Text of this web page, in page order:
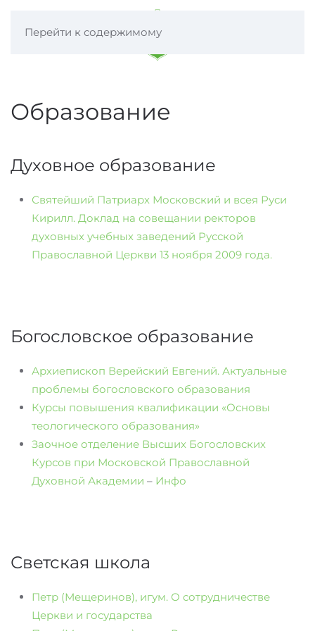
Перейти к содержимому
Образование
Духовное образование
Святейший Патриарх Московский и всея Руси
Кирилл. Доклад на совещании ректоров
духовных учебных заведений Русской
Православной Церкви 13 ноября 2009 года.
Богословское образование
Архиепископ Верейский Евгений. Актуальные
проблемы богословского образования
Курсы повышения квалификации «Основы
теологического образования»
Заочное отделение Высших Богословских
Курсов при Московской Православной
Духовной Академии – Инфо
Светская школа
Петр (Мещеринов), игум. О сотрудничестве
Церкви и государства